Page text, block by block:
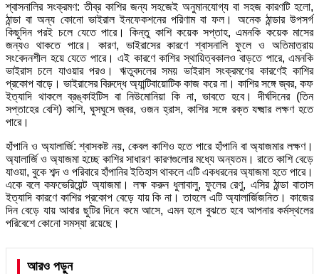
শ্বাসনালির সংক্রমণ: তীব্র কাশির জন্য সহজেই অনুমানযোগ্য বা সহজ কারণটি হলো,
ঠান্ডা বা অন্য কোনো ভাইরাল ইনফেকশনের পরিণাম বা ফল। অনেক ঠান্ডার উপসর্গ
কিছুদিন পরই চলে যেতে পারে। কিন্তু কাশি কয়েক সপ্তাহ, এমনকি কয়েক মাসের
জন্যও থাকতে পারে। কারণ, ভাইরাসের কারণে শ্বাসনালি ফুলে ও অতিমাত্রায়
সংবেদনশীল হয়ে যেতে পারে। এই কারণে কাশির স্থায়িত্বকালও বাড়তে পারে, এমনকি
ভাইরাস চলে যাওয়ার পরও। ঋতুবদলের সময় ভাইরাস সংক্রমণের কারণেই কাশির
প্রকোপ বাড়ে। ভাইরাসের বিরুদ্ধে অ্যান্টিবায়োটিক কাজ করে না। কাশির সঙ্গে জ্বর, কফ
ইত্যাদি থাকলে ব্রঙ্কাইটিস বা নিউমোনিয়া কি না, ভাবতে হবে। দীর্ঘদিনের (তিন
সপ্তাহের বেশি) কাশি, ঘুসঘুসে জ্বর, ওজন হ্রাস, কাশির সঙ্গে রক্ত যক্ষ্মার লক্ষণ হতে
পারে।
হাঁপানি ও অ্যালার্জি: শ্বাসকষ্ট নয়, কেবল কাশিও হতে পারে হাঁপানি বা অ্যাজমার লক্ষণ।
অ্যালার্জি ও অ্যাজমা হচ্ছে কাশির সাধারণ কারণগুলোর মধ্যে অন্যতম। রাতে কাশি বেড়ে
যাওয়া, বুকে শব্দ ও পরিবারে হাঁপানির ইতিহাস থাকলে এটি একধরনের অ্যাজমা হতে পারে।
একে বলে কফভেরিয়েন্ট অ্যাজমা। লক্ষ করুন ধুলাবালু, ফুলের রেণু, এসির ঠান্ডা বাতাস
ইত্যাদি কারণে কাশির প্রকোপ বেড়ে যায় কি না। তাহলে এটি অ্যালার্জিজনিত। কাজের
দিন বেড়ে যায় আবার ছুটির দিনে কমে আসে, এমন হলে বুঝতে হবে আপনার কর্মস্থলের
পরিবেশে কোনো সমস্যা রয়েছে।
আরও পড়ুন